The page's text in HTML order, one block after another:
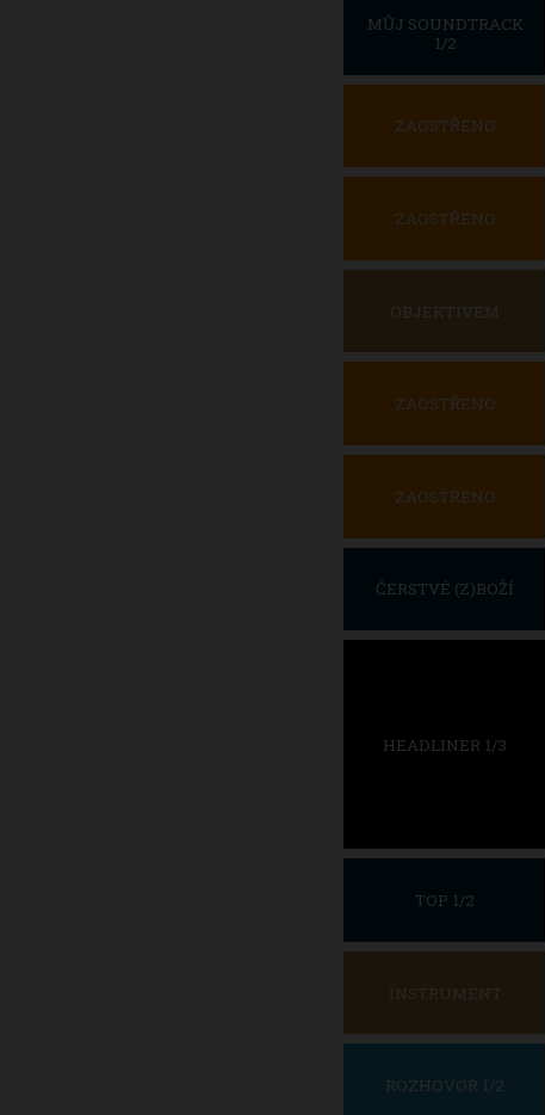
MŮJ SOUNDTRACK
1/2
ZAOSTŘENO
ZAOSTŘENO
OBJEKTIVEM
ZAOSTŘENO
ZAOSTŘENO
ČERSTVÉ (Z)BOŽÍ
HEADLINER 1/3
TOP 1/2
INSTRUMENT
ROZHOVOR 1/2